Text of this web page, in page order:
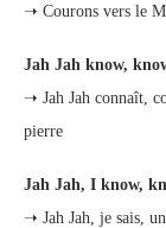
➝ Courons vers le
Jah Jah know,
➝ Jah Jah connaît,
pierre
Jah Jah, I know,
➝ Jah Jah, je sais,